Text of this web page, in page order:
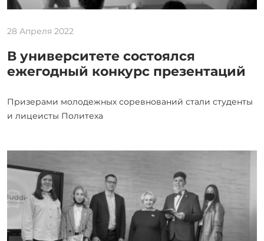
28 Апреля 2022
В университете состоялся
ежегодный конкурс презентаций
Призерами молодежных соревнований стали студенты
и лицеисты Политеха